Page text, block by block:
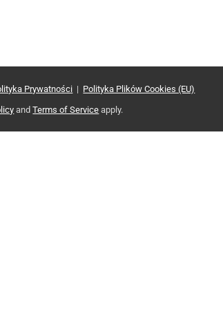
Prywatności | Polityka Plików Cookies (EU)
andTerms of Service apply.